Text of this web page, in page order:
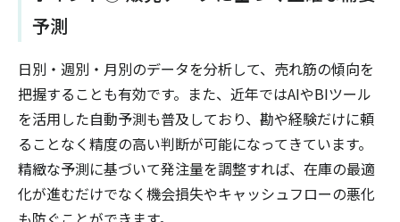
予測
日別・週別・月別のデータを分析して、売れ筋の傾向を
把握することも有効です。また、近年ではAIやBIツール
を活用した自動予測も普及しており、勘や経験だけに頼
ることなく精度の高い判断が可能になってきています。
精緻な予測に基づいて発注量を調整すれば、在庫の最適
化が進むだけでなく機会損失やキャッシュフローの悪化